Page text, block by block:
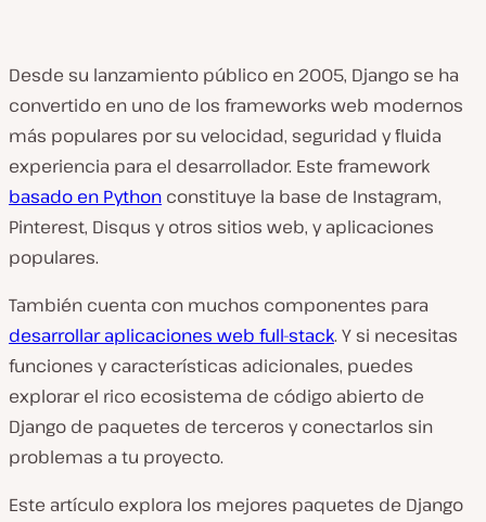
Desde su lanzamiento público en 2005, Django se ha
convertido en uno de los frameworks web modernos
más populares por su velocidad, seguridad y fluida
experiencia para el desarrollador. Este framework
basado en Python constituye la base de Instagram,
Pinterest, Disqus y otros sitios web, y aplicaciones
populares.
También cuenta con muchos componentes para
desarrollar aplicaciones web full-stack. Y si necesitas
funciones y características adicionales, puedes
explorar el rico ecosistema de código abierto de
Django de paquetes de terceros y conectarlos sin
problemas a tu proyecto.
Este artículo explora los mejores paquetes de Django